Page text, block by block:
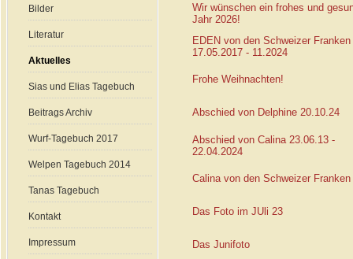
Bilder
Literatur
Aktuelles
Sias und Elias Tagebuch
Beitrags Archiv
Wurf-Tagebuch 2017
Welpen Tagebuch 2014
Tanas Tagebuch
Kontakt
Impressum
Wir wünschen ein frohes und
Jahr 2026!
EDEN von den Schweizer Franken
17.05.2017 - 11.2024
Frohe Weihnachten!
Abschied von Delphine 20.10.24
Abschied von Calina 23.06.13 -
22.04.2024
Calina von den Schweizer Franken
Das Foto im JUli 23
Das Junifoto